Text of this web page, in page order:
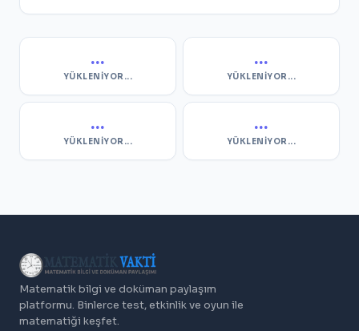
...
YÜKLENIYOR...
...
YÜKLENIYOR...
...
YÜKLENIYOR...
...
YÜKLENIYOR...
Matematik bilgi ve doküman paylaşım
platformu. Binlerce test, etkinlik ve oyun ile
matematiği keşfet.